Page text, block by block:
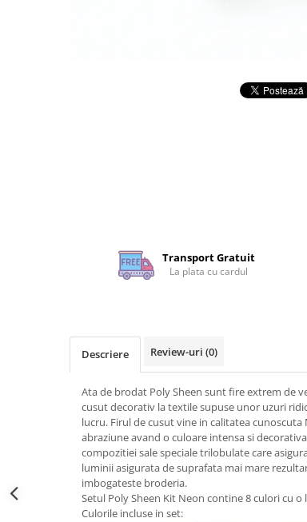
Transport Gratuit
La plata cu cardul
Descriere Review-uri (0)
Ata de brodat Poly Sheen sunt fire extrem de
cusut decorativ la textile supuse unor uzuri
lucru. Firul de cusut vine in calitatea
abraziune avand o culoare intensa si
compozitiei sale speciale trilobulate care
luminii asigurata de suprafata mai mare
imbogateste broderia.
Setul Poly Sheen Kit Neon contine 8 culori cu
Culorile incluse in set: